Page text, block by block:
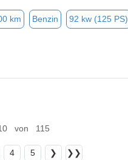
km Benzin 92 kw (125 PS)
von 115
4 5 ❯ ❯❯